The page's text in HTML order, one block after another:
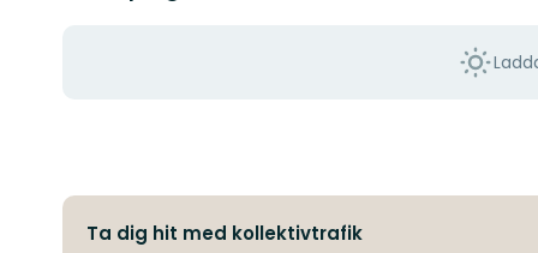
Ta dig hit med kollektivtrafik